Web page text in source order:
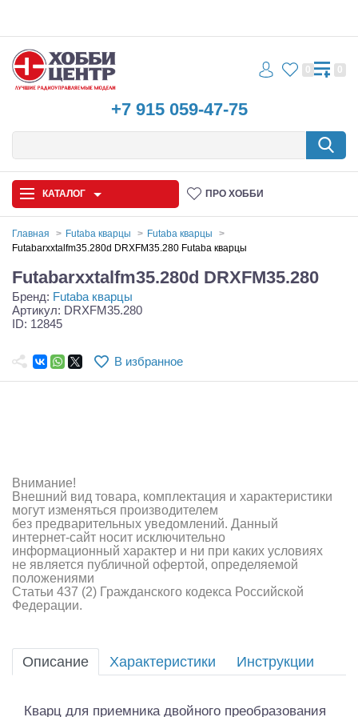
+7 915 059-47-75
0 0
КАТАЛОГ ПРО ХОББИ
Запчасти и аксессуары
Игрушки
Самолеты
Аппаратура и электроника
Аккумуляторы и батарейки
Зарядные устройства и блоки питания
Двигатели
Инструмент,измерительные приборы,расходники
Главная Futaba кварцы
Futaba кварцы
Futabarxxtalfm35.280d DRXFM35.280 Futaba кварцы
Futabarxxtalfm35.280d DRXFM35.280
Бренд: Futaba кварцы
Артикул: DRXFM35.280
ID: 12845
В избранное
Внимание!
Внешний вид товара, комплектация и характеристики
могут изменяться производителем
без предварительных уведомлений. Данный
интернет-сайт носит исключительно
информационный характер и ни при каких условиях
не является публичной офертой, определяемой
положениями
Статьи 437 (2) Гражданского кодекса Российской
Федерации.
Описание Характеристики Инструкции
Кварц для приемника двойного преобразования